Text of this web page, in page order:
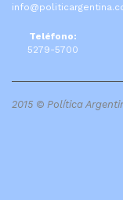
Teléfono:
5279-5700
2015 © Política